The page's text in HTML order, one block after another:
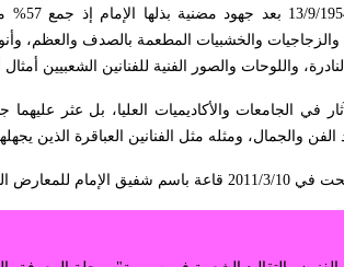
افتتح
والزجاجيات والخشبيات المطعمة بالصدف والعظم،
واللوحات والصور الفنية للفنانين الشعبيين
في الجامعات والأكاديميات العليا، بل عثر
والجمال، ومثله مثل الفنانين العباقرة الذين
المؤقتة في قصر العظم